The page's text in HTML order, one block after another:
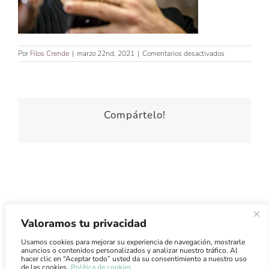
Valoramos tu privacidad
Usamos cookies para mejorar su experiencia de navegación, mostrarle
anuncios o contenidos personalizados y analizar nuestro tráfico. Al
hacer clic en “Aceptar todo” usted da su consentimiento a nuestro uso
Por Filos Crende | marzo 22nd, 2021 | Comentarios desactivados
Compártelo!
Atención al Cliente·Condiciones de Uso·Condiciones de
Venta·Envíos